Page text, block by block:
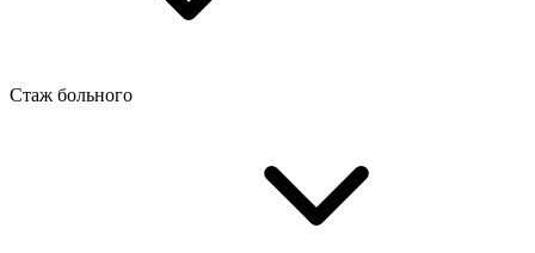
Стаж больного